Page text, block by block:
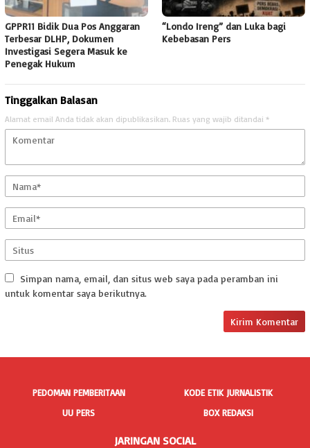
GPPR11 Bidik Dua Pos Anggaran
Terbesar DLHP, Dokumen
Investigasi Segera Masuk ke
Penegak Hukum
“Londo Ireng” dan Luka bagi
Kebebasan Pers
Tinggalkan Balasan
Alamat email Anda tidak akan dipublikasikan. Ruas yang wajib ditandai *
Simpan nama, email, dan situs web saya pada peramban ini
untuk komentar saya berikutnya.
PEDOMAN PEMBERITAAN
KODE ETIK JURNALISTIK
UU PERS
BOX REDAKSI
JARINGAN SOCIAL